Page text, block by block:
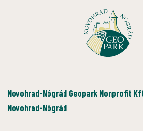
Novohrad-Nógrád Geopark Nonprofit
Novohrad-Nógrád